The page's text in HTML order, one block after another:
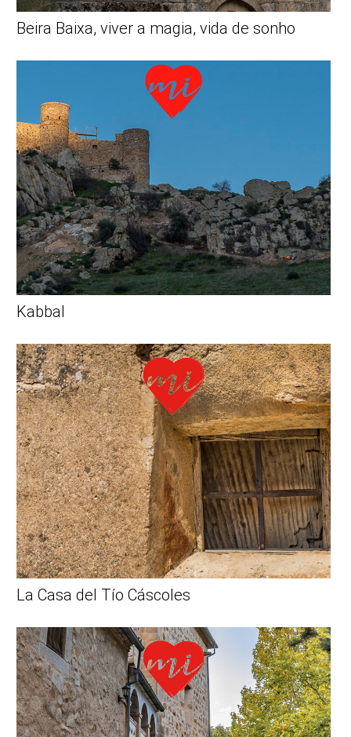
Beira Baixa, viver a magia, vida de sonho
Kabbal
La Casa del Tío Cáscoles